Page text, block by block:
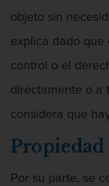
Delitos
objeto sin
explica dado que
control o el
directamente o a
considera que
Propiedad
Por su parte, se